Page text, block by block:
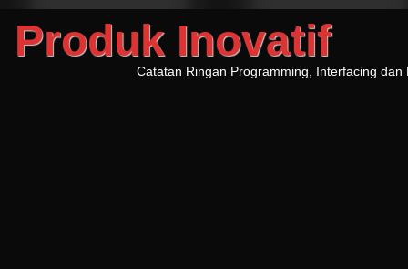
Produk Inovatif
Catatan Ringan Programming, Interfacing dan